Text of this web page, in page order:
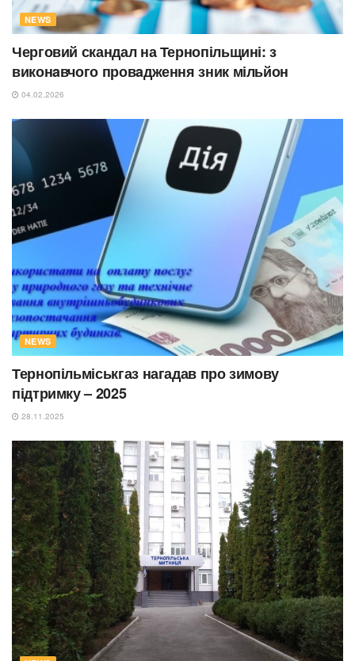
NEWS
Черговий скандал на Тернопільщині: з
виконaвчого провaдження зник мільйон
04.02.2026
NEWS
Тернопільміськгаз нагадав про зимову
підтримку – 2025
28.11.2025